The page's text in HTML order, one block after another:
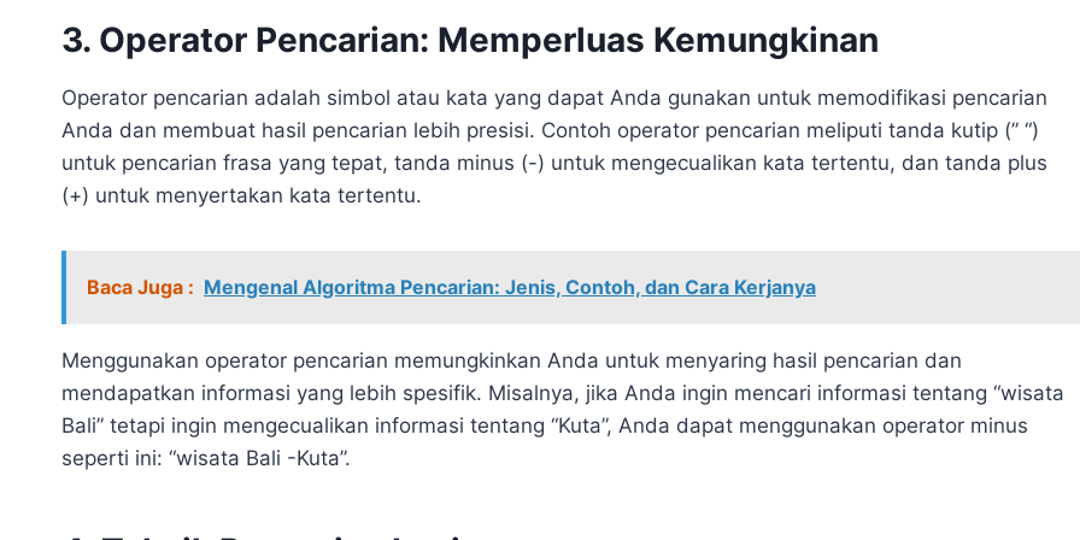
3. Operator Pencarian: Memperluas Kemungkinan
Operator pencarian adalah simbol atau kata yang dapat Anda gunakan untuk memodifikasi pencarian
Anda dan membuat hasil pencarian lebih presisi. Contoh operator pencarian meliputi tanda kutip (” “)
untuk pencarian frasa yang tepat, tanda minus (-) untuk mengecualikan kata tertentu, dan tanda plus
(+) untuk menyertakan kata tertentu.
Baca Juga : Mengenal Algoritma Pencarian: Jenis, Contoh, dan Cara Kerjanya
Menggunakan operator pencarian memungkinkan Anda untuk menyaring hasil pencarian dan
mendapatkan informasi yang lebih spesifik. Misalnya, jika Anda ingin mencari informasi tentang “wisata
Bali” tetapi ingin mengecualikan informasi tentang “Kuta”, Anda dapat menggunakan operator minus
seperti ini: “wisata Bali -Kuta”.